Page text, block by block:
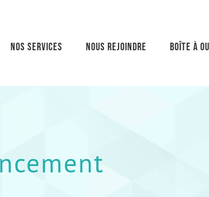
Nos services Nous rejoindre Boîte à